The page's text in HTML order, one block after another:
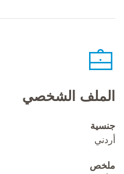
الملف الشخصي
جنسية
أردني
ملخص